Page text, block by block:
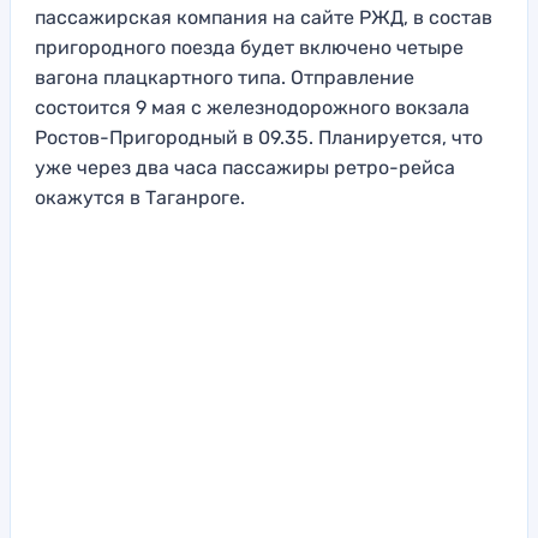
пассажирская компания на сайте РЖД, в состав
пригородного поезда будет включено четыре
вагона плацкартного типа. Отправление
состоится 9 мая с железнодорожного вокзала
Ростов-Пригородный в 09.35. Планируется, что
уже через два часа пассажиры ретро-рейса
окажутся в Таганроге.